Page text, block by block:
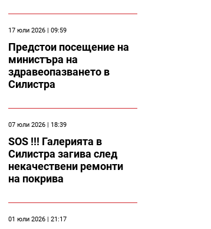
17 юли 2026 | 09:59
Предстои посещение на
министъра на
здравеопазването в
Силистра
07 юли 2026 | 18:39
SOS !!! Галерията в
Силистра загива след
некачествени ремонти
на покрива
01 юли 2026 | 21:17